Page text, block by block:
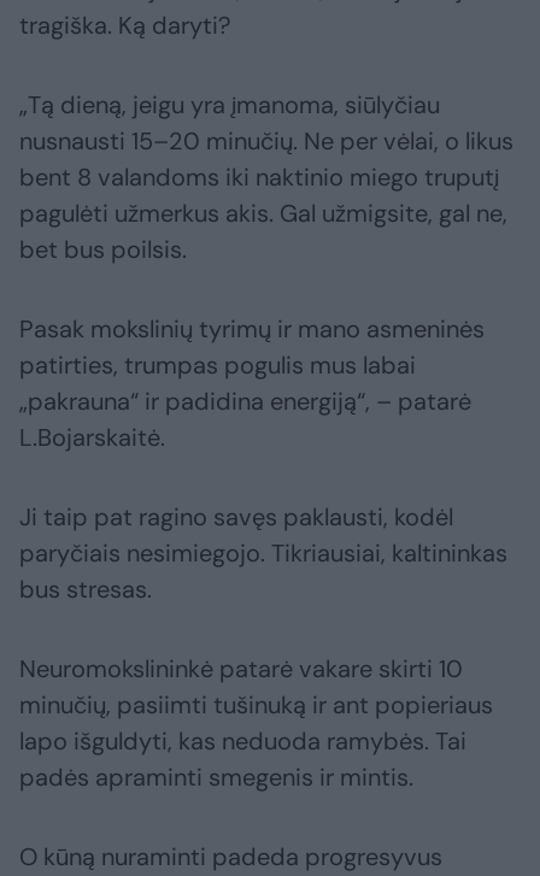
tragiška. Ką daryti?
„Tą dieną, jeigu yra įmanoma, siūlyčiau
nusnausti 15–20 minučių. Ne per vėlai, o likus
bent 8 valandoms iki naktinio miego truputį
pagulėti užmerkus akis. Gal užmigsite, gal ne,
bet bus poilsis.
Pasak mokslinių tyrimų ir mano asmeninės
patirties, trumpas pogulis mus labai
„pakrauna“ ir padidina energiją“, – patarė
L.Bojarskaitė.
Ji taip pat ragino savęs paklausti, kodėl
paryčiais nesimiegojo. Tikriausiai, kaltininkas
bus stresas.
Neuromokslininkė patarė vakare skirti 10
minučių, pasiimti tušinuką ir ant popieriaus
lapo išguldyti, kas neduoda ramybės. Tai
padės apraminti smegenis ir mintis.
O kūną nuraminti padeda progresyvus